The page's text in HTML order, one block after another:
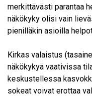
merkittävästi parantaa
näkökyky olisi vain
pienilläkin asioilla
Kirkas valaistus
näkökykyä vaativissa
keskustellessa
sokeat voivat erottaa